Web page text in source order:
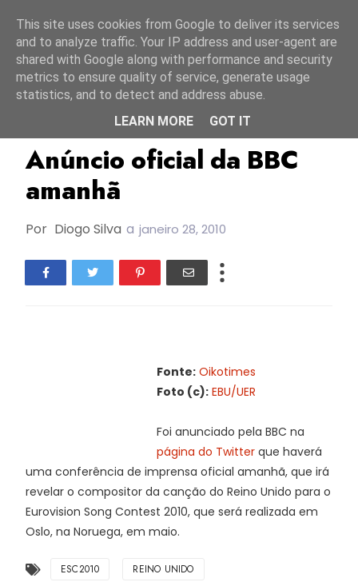
Reino Unido
Anúncio oficial da BBC
amanhã
Por Diogo Silva a janeiro 28, 2010
Fonte: Oikotimes
Foto (c): EBU/UER
Foi anunciado pela BBC na
página do Twitterque haverá
uma conferência de imprensa oficial amanhã, que irá
revelar o compositor da canção do Reino Unido para o
Eurovision Song Contest 2010, que será realizada em
Oslo, na Noruega, em maio.
ESC2010 REINO UNIDO
This site uses cookies from Google to deliver its services
and to analyze traffic. Your IP address and user-agent are
shared with Google along with performance and security
metrics to ensure quality of service, generate usage
statistics, and to detect and address abuse.
LEARN MORE
GOT IT